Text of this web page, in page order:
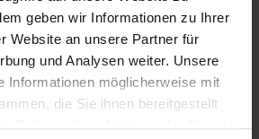
geben wir Informationen zu Ihrer
Website an unsere Partner für
und Analysen weiter. Unsere
Informationen möglicherweise mit
die Sie ihnen bereitgestellt
Rahmen Ihrer Nutzung der Dienste